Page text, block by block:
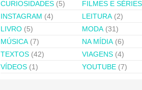
CURIOSIDADES (5) FILMES E SÉRIES
INSTAGRAM (4) LEITURA (2)
LIVRO (5) MODA (31)
MÚSICA (7) NA MÍDIA (6)
TEXTOS (42) VIAGENS (4)
VÍDEOS (1) YOUTUBE (7)